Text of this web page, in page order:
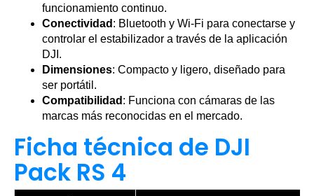
funcionamiento continuo.
Conectividad : Bluetooth y Wi-Fi para conectarse y
controlar el estabilizador a través de la aplicación
DJI.
Dimensiones: Compacto y ligero, diseñado para
ser portátil.
Compatibilidad : Funciona con cámaras de las
marcas más reconocidas en el mercado.
Ficha técnica de DJI
Pack RS 4